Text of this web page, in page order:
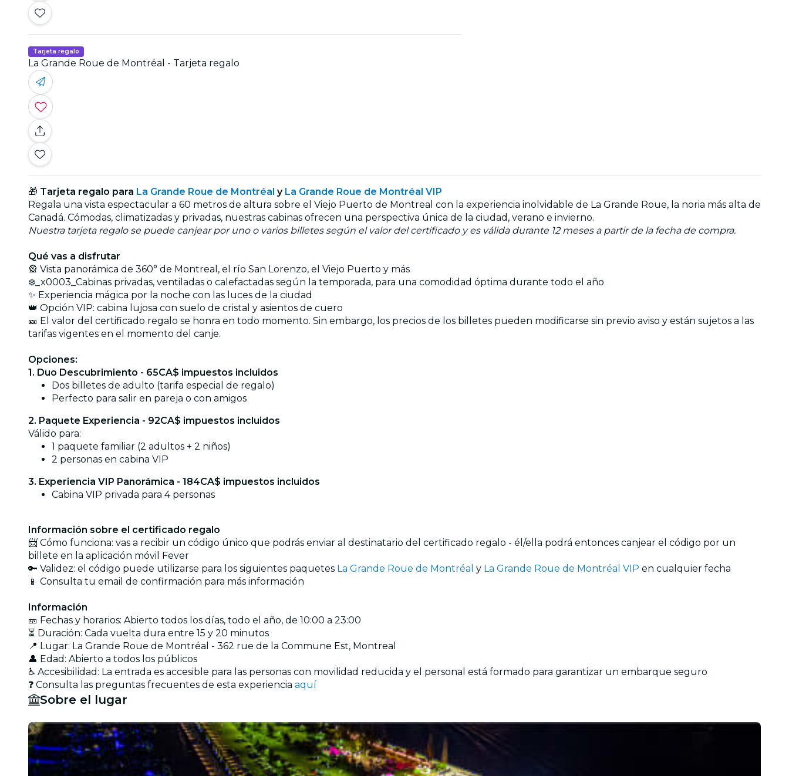
Tarjeta regalo
La Grande Roue de Montréal - Tarjeta regalo
🎁 Tarjeta regalo para La Grande Roue de Montréal y La Grande Roue de Montréal VIP
Regala una vista espectacular a 60 metros de altura sobre el Viejo Puerto de Montreal con la experiencia inolvidable de La Grande Roue, la noria más alta de
Canadá. Cómodas, climatizadas y privadas, nuestras cabinas ofrecen una perspectiva única de la ciudad, verano e invierno.
Nuestra tarjeta regalo se puede canjear por uno o varios billetes según el valor del certificado y es válida durante 12 meses a partir de la fecha de compra.
Qué vas a disfrutar
🎡 Vista panorámica de 360° de Montreal, el río San Lorenzo, el Viejo Puerto y más
❄️_x0003_Cabinas privadas, ventiladas o calefactadas según la temporada, para una comodidad óptima durante todo el año
✨ Experiencia mágica por la noche con las luces de la ciudad
👑 Opción VIP: cabina lujosa con suelo de cristal y asientos de cuero
🎫 El valor del certificado regalo se honra en todo momento. Sin embargo, los precios de los billetes pueden modificarse sin previo aviso y están sujetos a las
tarifas vigentes en el momento del canje.
Opciones:
1. Duo Descubrimiento - 65CA$ impuestos incluidos
Dos billetes de adulto (tarifa especial de regalo)
Perfecto para salir en pareja o con amigos
2. Paquete Experiencia - 92CA$ impuestos incluidos
Válido para:
1 paquete familiar (2 adultos + 2 niños)
2 personas en cabina VIP
3. Experiencia VIP Panorámica - 184CA$ impuestos incluidos
Cabina VIP privada para 4 personas
Información sobre el certificado regalo
📨 Cómo funciona: vas a recibir un código único que podrás enviar al destinatario del certificado regalo - él/ella podrá entonces canjear el código por un
billete en la aplicación móvil Fever
🔑 Validez: el código puede utilizarse para los siguientes paquetes La Grande Roue de Montréal y La Grande Roue de Montréal VIP en cualquier fecha
📱 Consulta tu email de confirmación para más información
Información
🎫 Fechas y horarios: Abierto todos los días, todo el año, de 10:00 a 23:00
⏳ Duración: Cada vuelta dura entre 15 y 20 minutos
📍 Lugar: La Grande Roue de Montréal - 362 rue de la Commune Est, Montreal
👤 Edad: Abierto a todos los públicos
♿ Accesibilidad: La entrada es accesible para las personas con movilidad reducida y el personal está formado para garantizar un embarque seguro
❓ Consulta las preguntas frecuentes de esta experiencia aquí
Sobre el lugar